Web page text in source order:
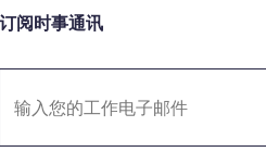
订阅时事通讯